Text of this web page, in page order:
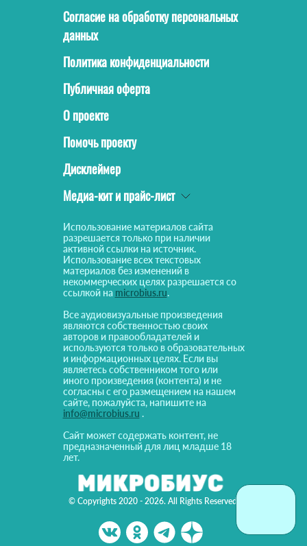
© Copyrights 2020 - 2026. All Rights Reserved!
Согласие на обработку персональных
данных
Политика конфиденциальности
Публичная оферта
О проекте
Помочь проекту
Дисклеймер
Медиа-кит и прайс-лист
Использование материалов сайта
разрешается только при наличии
активной ссылки на источник.
Использование всех текстовых
материалов без изменений в
некоммерческих целях разрешается со
ссылкой на microbius.ru.
Все аудиовизуальные произведения
являются собственностью своих
авторов и правообладателей и
используются только в образовательных
и информационных целях. Если вы
являетесь собственником того или
иного произведения (контента) и не
согласны с его размещением на нашем
сайте, пожалуйста, напишите на
info@microbius.ru .
Сайт может содержать контент, не
предназначенный для лиц младше 18
лет.